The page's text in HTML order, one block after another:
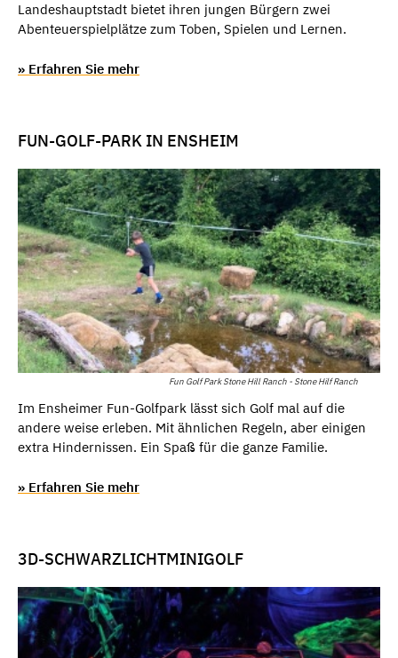
Landeshauptstadt bietet ihren jungen Bürgern zwei
Abenteuerspielplätze zum Toben, Spielen und Lernen.
» Erfahren Sie mehr
FUN-GOLF-PARK IN ENSHEIM
Fun Golf Park Stone Hill Ranch - Stone Hilf Ranch
Im Ensheimer Fun-Golfpark lässt sich Golf mal auf die
andere weise erleben. Mit ähnlichen Regeln, aber einigen
extra Hindernissen. Ein Spaß für die ganze Familie.
» Erfahren Sie mehr
3D-SCHWARZLICHTMINIGOLF